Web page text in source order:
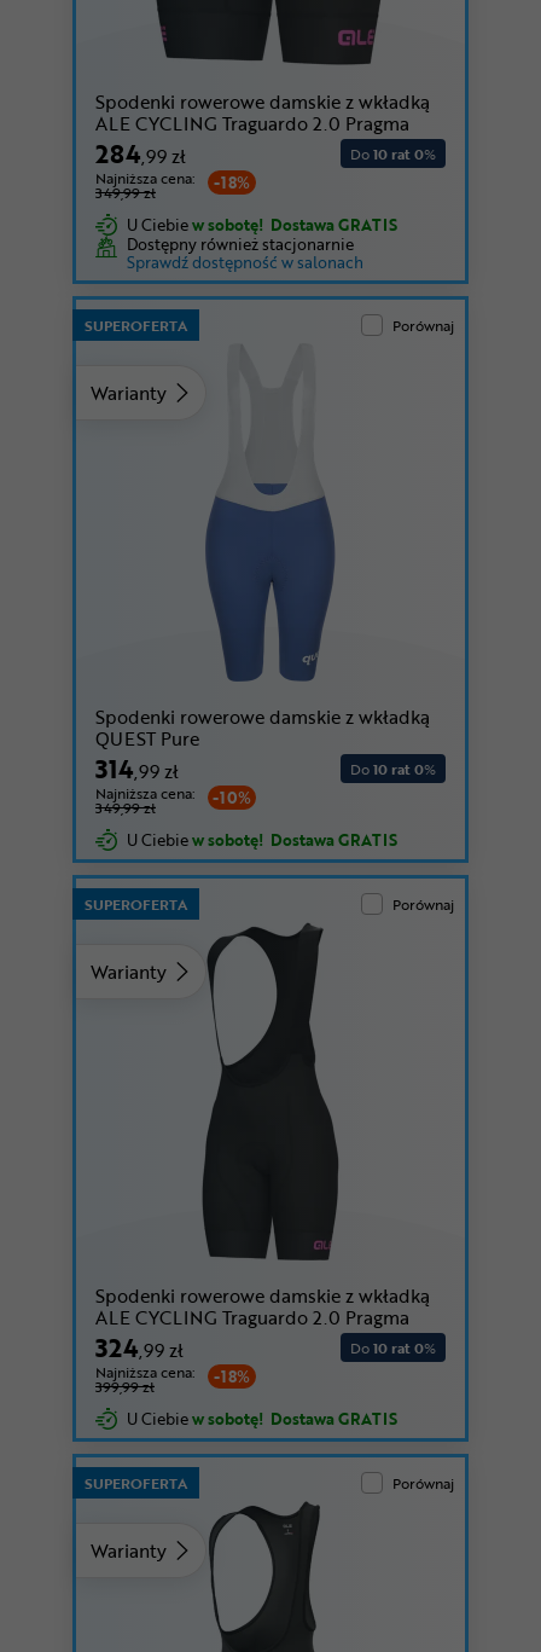
Spodenki rowerowe damskie z wkładką
ALE CYCLING Traguardo 2.0 Pragma
284,99 zł
-18%
Najniższa cena:
349,99 zł
Do10 rat 0%
U Ciebiew sobotę! Dostawa GRATIS
Dostępny również stacjonarnie
Sprawdź dostępność w salonach
Warianty
SUPEROFERTA Porównaj
Spodenki rowerowe damskie z wkładką
QUEST Pure
314,99 zł
-10%
Najniższa cena:
349,99 zł
Do10 rat 0%
U Ciebiew sobotę! Dostawa GRATIS
Warianty
SUPEROFERTA Porównaj
Spodenki rowerowe damskie z wkładką
ALE CYCLING Traguardo 2.0 Pragma
324,99 zł
-18%
Najniższa cena:
399,99 zł
Do10 rat 0%
U Ciebiew sobotę! Dostawa GRATIS
Warianty
SUPEROFERTA Porównaj